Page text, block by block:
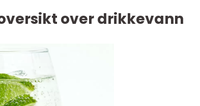
over drikkevann